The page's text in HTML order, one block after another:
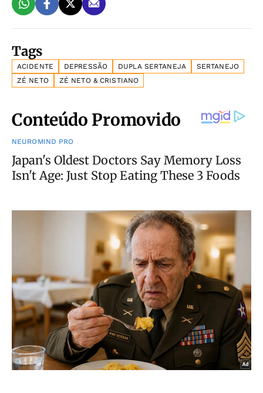
Tags
ACIDENTE DEPRESSÃO DUPLA SERTANEJA
SERTANEJO
ZÉ NETO
ZÉ NETO & CRISTIANO